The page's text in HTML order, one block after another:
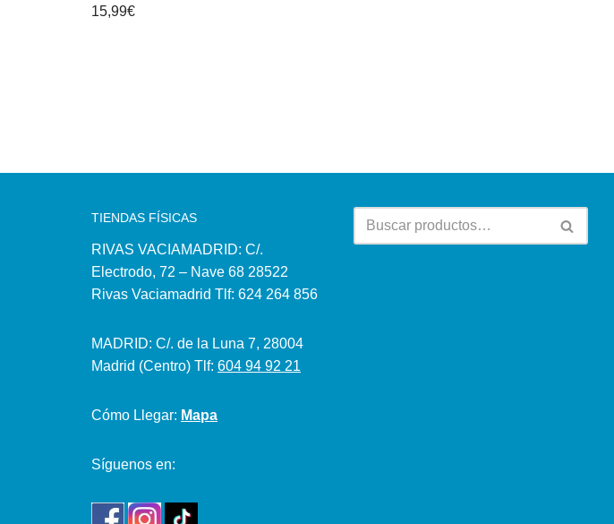
15,99€
TIENDAS FÍSICAS
RIVAS VACIAMADRID: C/.
Electrodo, 72 – Nave 68 28522
Rivas Vaciamadrid Tlf: 624 264 856
MADRID: C/. de la Luna 7, 28004
Madrid (Centro) Tlf: 604 94 92 21
Cómo Llegar: Mapa
Síguenos en: